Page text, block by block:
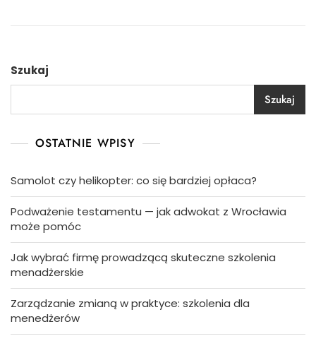
Szukaj
Szukaj
OSTATNIE WPISY
Samolot czy helikopter: co się bardziej opłaca?
Podważenie testamentu — jak adwokat z Wrocławia
może pomóc
Jak wybrać firmę prowadzącą skuteczne szkolenia
menadżerskie
Zarządzanie zmianą w praktyce: szkolenia dla
menedżerów